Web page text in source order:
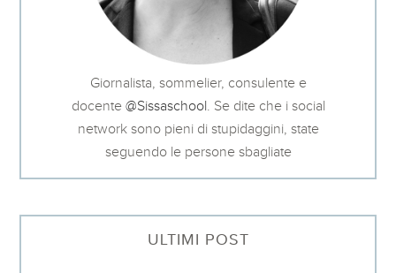
Giornalista, sommelier, consulente e
docente @Sissaschool. Se dite che i social
network sono pieni di stupidaggini, state
seguendo le persone sbagliate
ULTIMI POST